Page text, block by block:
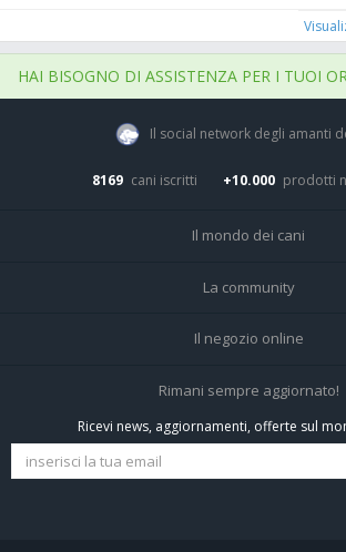
HAI BISOGNO DI ASSISTENZA PER I TUOI
Il social network degli amanti
8169 cani iscritti +10.000 prodotti
Il mondo dei cani
Tutte le razze
La community
Home
Tutti i cani iscritti
Il negozio online
Negozio per cani
Spedizioni e resi
Rimani sempre aggiornato!
Ricevi news, aggiornamenti, offerte sul